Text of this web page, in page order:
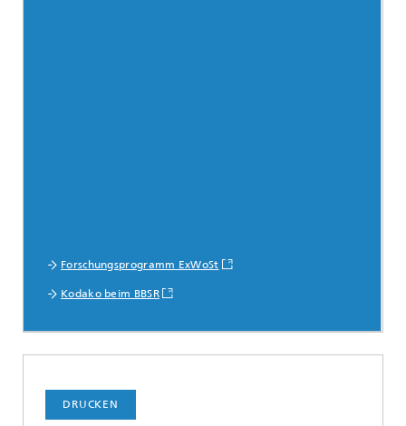
Forschungsprogramm ExWoSt
Kodako beim BBSR
DRUCKEN